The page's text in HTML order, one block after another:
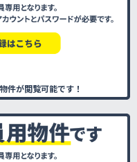
件が閲覧可能です！